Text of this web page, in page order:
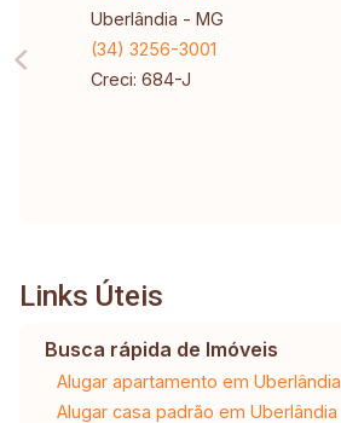
Uberlândia - MG
(34) 3256-3001
Creci: 684-J
Links Úteis
Busca rápida de Imóveis
Alugar apartamento em Uberlândia
Alugar casa padrão em Uberlândia